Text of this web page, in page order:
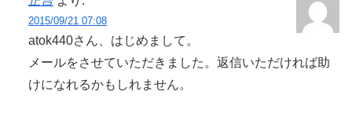
2015/09/21 07:08
atok440さん、はじめまして。
メールをさせていただきました。返信いただければ助
けになれるかもしれません。